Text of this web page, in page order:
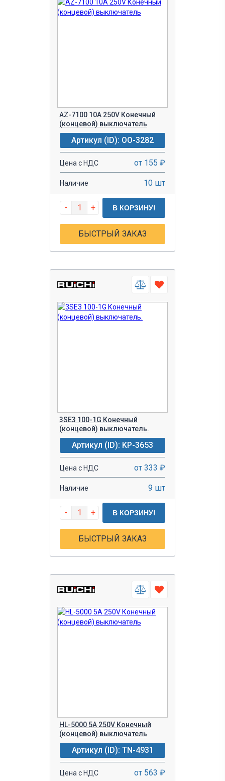
AZ-7100 10A 250V Конечный
(концевой) выключатель
Артикул (ID): OO-3282
Цена с НДС от 155 ₽
Наличие 10 шт
- + В КОРЗИНУ!
БЫСТРЫЙ ЗАКАЗ
3SE3 100-1G Конечный
(концевой) выключатель.
Артикул (ID): KP-3653
Цена с НДС от 333 ₽
Наличие 9 шт
- + В КОРЗИНУ!
БЫСТРЫЙ ЗАКАЗ
HL-5000 5A 250V Конечный
(концевой) выключатель
Артикул (ID): TN-4931
Цена с НДС от 563 ₽